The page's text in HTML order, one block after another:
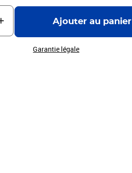
Ajouter au panier
Garantie légale